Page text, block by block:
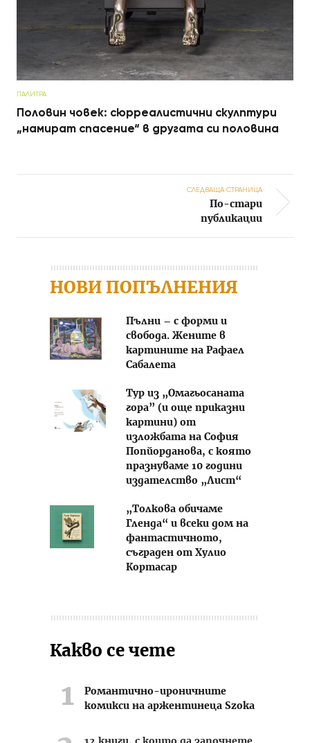
ПАЛИТРА
Половин човек: сюрреалистични скулптури
„намират спасение“ в другата си половина
СЛЕДВАЩА СТРАНИЦА
По-стари
публикации
НОВИ ПОПЪЛНЕНИЯ
Пълни – с форми и
свобода. Жените в
картините на Рафаел
Сабалета
Тур из „Омагьосаната
гора” (и още приказни
картини) от
изложбата на София
Попйорданова, с която
празнуваме 10 години
издателство „Лист“
„Толкова обичаме
Гленда“ и всеки дом на
фантастичното,
съграден от Хулио
Кортасар
Какво се чете
Романтично-ироничните
комикси на аржентинеца Szoka